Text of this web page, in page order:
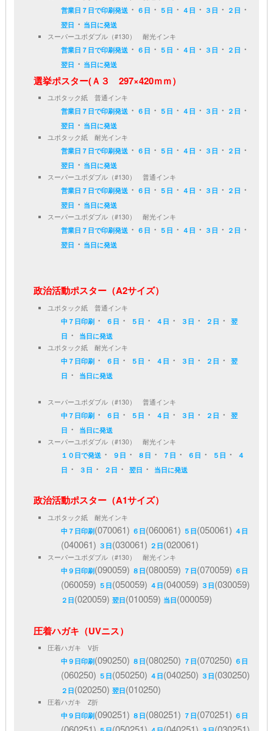
営業日７日で印刷発送 ・ ６日 ・ ５日 ・ ４日 ・ ３日 ・ ２日 ・
翌日 ・ 当日に発送
スーパーユポダブル（#130） 耐光インキ
営業日７日で印刷発送 ・ ６日 ・ ５日 ・ ４日 ・ ３日 ・ ２日 ・
翌日 ・ 当日に発送
選挙ポスター(Ａ３ 297×420ｍｍ）
ユポタック紙 普通インキ
営業日７日で印刷発送 ・ ６日 ・ ５日 ・ ４日 ・ ３日 ・ ２日 ・
翌日 ・ 当日に発送
ユポタック紙 耐光インキ
営業日７日で印刷発送 ・ ６日 ・ ５日 ・ ４日 ・ ３日 ・ ２日 ・
翌日 ・ 当日に発送
スーパーユポダブル（#130） 普通インキ
営業日７日で印刷発送 ・ ６日 ・ ５日 ・ ４日 ・ ３日 ・ ２日 ・
翌日 ・ 当日に発送
スーパーユポダブル（#130） 耐光インキ
営業日７日で印刷発送 ・ ６日 ・ ５日 ・ ４日 ・ ３日 ・ ２日 ・
翌日 ・ 当日に発送
政治活動ポスター（A2サイズ）
ユポタック紙 普通インキ
中７日印刷 ・ ６日 ・ ５日 ・ ４日 ・ ３日 ・ ２日 ・翌
日 ・
当日に発送
ユポタック紙 耐光インキ
中７日印刷 ・ ６日 ・ ５日 ・ ４日 ・ ３日 ・ ２日 ・翌
日 ・ 当日に発送
スーパーユポダブル（#130） 普通インキ
中７日印刷 ・ ６日 ・ ５日 ・ ４日 ・ ３日 ・ ２日 ・翌
日 ・
当日に発送
スーパーユポダブル（#130） 耐光インキ
１０日で発送 ・ ９日 ・ ８日 ・ ７日 ・ ６日 ・ ５日 ・
４
日 ・ ３日 ・ ２日 ・翌日 ・ 当日に発送
政治活動ポスター（A1サイズ）
ユポタック紙 耐光インキ
中７日印刷(070061) ６日(060061) ５日(050061) ４日
(040061) ３日(030061) ２日(020061)
スーパーユポダブル（#130） 耐光インキ
中９日印刷(090059) ８日(080059) ７日(070059) ６日
(060059) ５日(050059) ４日(040059) ３日(030059)
２日(020059)翌日(010059) 当日(000059)
圧着ハガキ（UVニス）
圧着ハガキ V折
中９日印刷(090250) ８日(080250) ７日(070250) ６日
(060250) ５日(050250) ４日(040250) ３日(030250)
２日(020250)翌日(010250)
圧着ハガキ Z折
中９日印刷(090251) ８日(080251) ７日(070251) ６日